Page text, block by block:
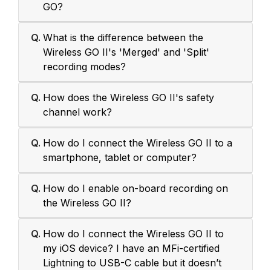
GO?
Q. What is the difference between the
Wireless GO II's 'Merged' and 'Split'
recording modes?
Q. How does the Wireless GO II's safety
channel work?
Q. How do I connect the Wireless GO II to a
smartphone, tablet or computer?
Q. How do I enable on-board recording on
the Wireless GO II?
Q. How do I connect the Wireless GO II to
my iOS device? I have an MFi-certified
Lightning to USB-C cable but it doesn’t